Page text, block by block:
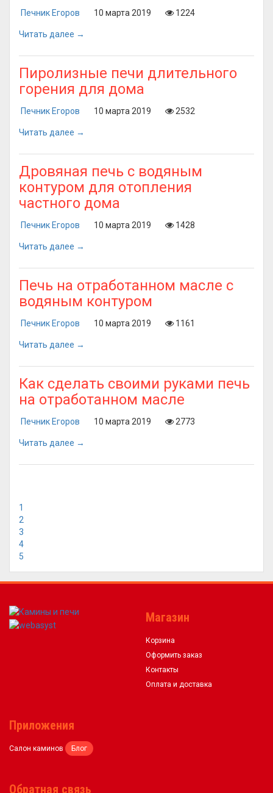
Печник Егоров 10 марта 2019 1224
Читать далее →
Пиролизные печи длительного
горения для дома
Печник Егоров 10 марта 2019 2532
Читать далее →
Дровяная печь с водяным
контуром для отопления
частного дома
Печник Егоров 10 марта 2019 1428
Читать далее →
Печь на отработанном масле с
водяным контуром
Печник Егоров 10 марта 2019 1161
Читать далее →
Как сделать своими руками печь
на отработанном масле
Печник Егоров 10 марта 2019 2773
Читать далее →
1
2
3
4
5
Магазин
Корзина
Оформить заказ
Контакты
Оплата и доставка
Приложения
Салон каминов Блог
Обратная связь